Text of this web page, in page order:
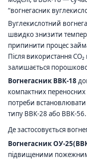
“вогнегасник
Вуглекислотний
швидко знизити
припинити процес
Після використання
залишається
Вогнегасник ВВК-18
компактних
потреби встановлювати
типу ВВК-28 або ВВК-56.
Де застосовується
Вогнегасник ОУ-
підвищеними